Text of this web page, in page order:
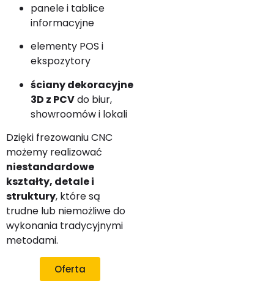
panele i tablice
informacyjne
elementy POS i
ekspozytory
ściany dekoracyjne
3D z PCVdo biur,
showroomów i lokali
Dzięki frezowaniu CNC
możemy realizować
niestandardowe
kształty, detale i
struktury, które są
trudne lub niemożliwe do
wykonania tradycyjnymi
metodami.
Oferta